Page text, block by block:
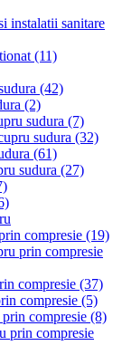
instalatii sanitare
(11)
(42)
(2)
sudura (7)
sudura (32)
(61)
sudura (27)
compresie (19)
prin compresie
compresie (37)
compresie (5)
compresie (8)
prin compresie